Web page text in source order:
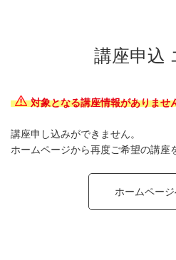
講座申込
対象となる講座情報がありませ
講座申し込みができません。
ホームページから再度ご希望の講座
ホームペー